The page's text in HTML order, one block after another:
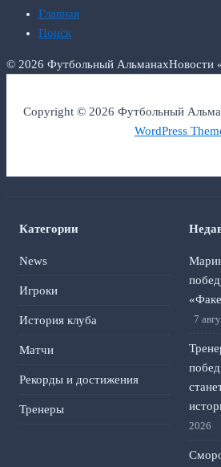
Главная
Поиск
© 2026 Футбольный АльманахНовости
Copyright © 2026 Футбольный
WordPress
Категории
News
Игроки
История клуба
Матчи
Рекорды и достижения
Тренеры
7
2026